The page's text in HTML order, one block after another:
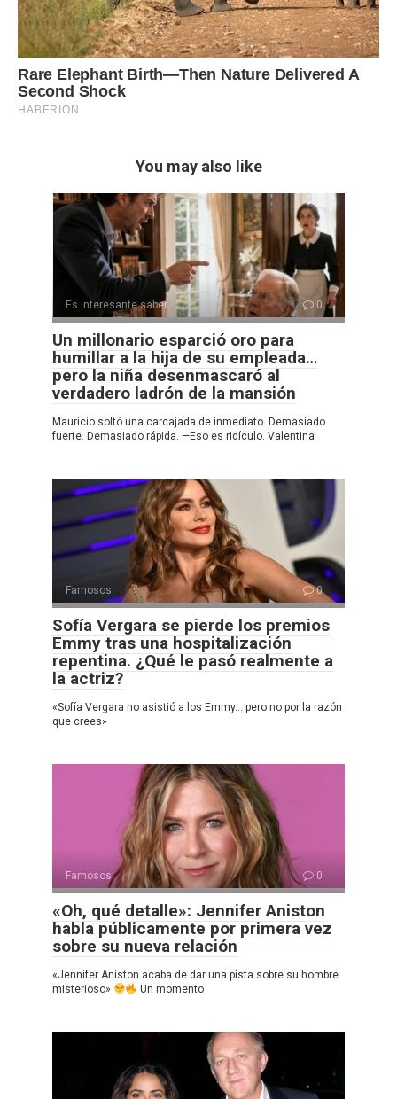
You may also like
Es interesante saber 0
Un millonario esparció oro para
humillar a la hija de su empleada…
pero la niña desenmascaró al
verdadero ladrón de la mansión
Mauricio soltó una carcajada de inmediato. Demasiado
fuerte. Demasiado rápida. —Eso es ridículo. Valentina
Famosos 0
Sofía Vergara se pierde los premios
Emmy tras una hospitalización
repentina. ¿Qué le pasó realmente a
la actriz?
«Sofía Vergara no asistió a los Emmy… pero no por la razón
que crees»
Famosos 0
«Oh, qué detalle»: Jennifer Aniston
habla públicamente por primera vez
sobre su nueva relación
«Jennifer Aniston acaba de dar una pista sobre su hombre
misterioso»
Un momento